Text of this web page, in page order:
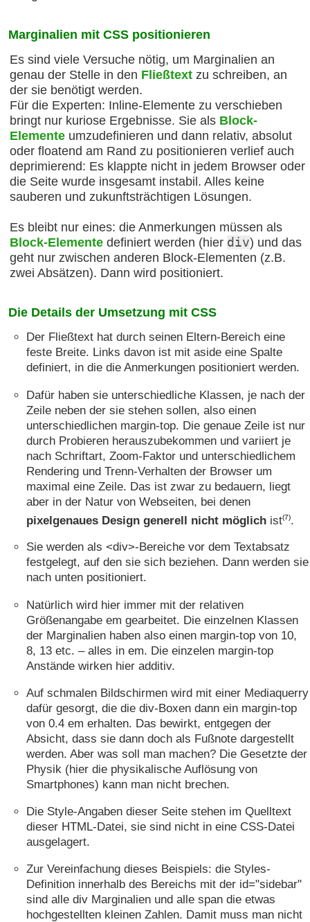
Marginalien mit CSS positionieren
Es sind viele Versuche nötig, um Marginalien an
genau der Stelle in den Fließtextzu schreiben, an
der sie benötigt werden.
Für die Experten: Inline-Elemente zu verschieben
bringt nur kuriose Ergebnisse. Sie als Block-
Elementeumzudefinieren und dann relativ, absolut
oder floatend am Rand zu positionieren verlief auch
deprimierend: Es klappte nicht in jedem Browser oder
die Seite wurde insgesamt instabil. Alles keine
sauberen und zukunftsträchtigen Lösungen.
Es bleibt nur eines: die Anmerkungen müssen als
Block-Elementedefiniert werden (hier div) und das
geht nur zwischen anderen Block-Elementen (z.B.
zwei Absätzen). Dann wird positioniert.
Die Details der Umsetzung mit CSS
Der Fließtext hat durch seinen Eltern-Bereich eine
feste Breite. Links davon ist mit aside eine Spalte
definiert, in die die Anmerkungen positioniert werden.
Dafür haben sie unterschiedliche Klassen, je nach der
Zeile neben der sie stehen sollen, also einen
unterschiedlichen margin-top. Die genaue Zeile ist nur
durch Probieren herauszubekommen und variiert je
nach Schriftart, Zoom-Faktor und unterschiedlichem
Rendering und Trenn-Verhalten der Browser um
maximal eine Zeile. Das ist zwar zu bedauern, liegt
aber in der Natur von Webseiten, bei denen
pixelgenaues Design generell nicht möglich ist(7).
Sie werden als <div>-Bereiche vor dem Textabsatz
festgelegt, auf den sie sich beziehen. Dann werden sie
nach unten positioniert.
Natürlich wird hier immer mit der relativen
Größenangabe em gearbeitet. Die einzelnen Klassen
der Marginalien haben also einen margin-top von 10,
8, 13 etc. – alles in em. Die einzelen margin-top
Anstände wirken hier additiv.
Auf schmalen Bildschirmen wird mit einer Mediaquerry
dafür gesorgt, die die div-Boxen dann ein margin-top
von 0.4 em erhalten. Das bewirkt, entgegen der
Absicht, dass sie dann doch als Fußnote dargestellt
werden. Aber was soll man machen? Die Gesetzte der
Physik (hier die physikalische Auflösung von
Smartphones) kann man nicht brechen.
Die Style-Angaben dieser Seite stehen im Quelltext
dieser HTML-Datei, sie sind nicht in eine CSS-Datei
ausgelagert.
Zur Vereinfachung dieses Beispiels: die Styles-
Definition innerhalb des Bereichs mit der id="sidebar"
sind alle div Marginalien und alle span die etwas
hochgestellten kleinen Zahlen. Damit muss man nicht